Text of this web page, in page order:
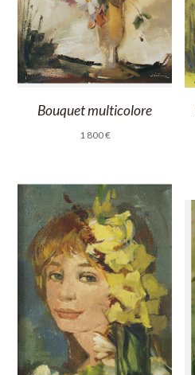
Bouquet multicolore
1 800€